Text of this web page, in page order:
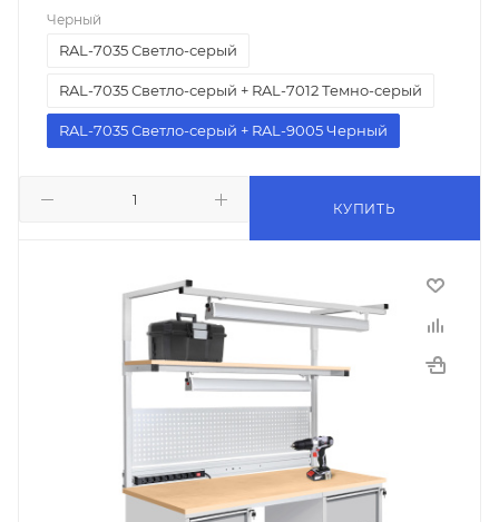
КУПИТЬ
Черный
RAL-7035 Светло-серый
RAL-7035 Светло-серый + RAL-7012 Темно-серый
RAL-7035 Светло-серый + RAL-9005 Черный